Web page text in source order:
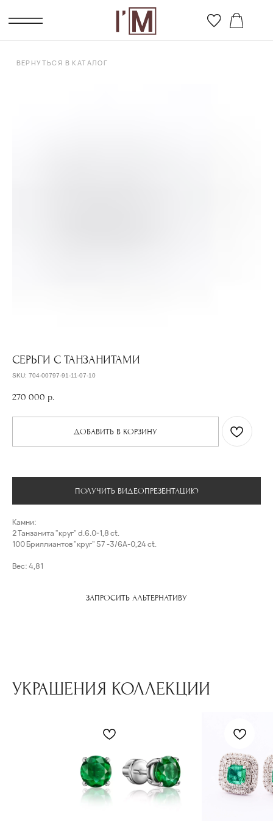
СЕРЬГИ С ТАНЗАНИТАМИ
SKU: 704-00797-91-11-07-10
270 000 р.
ДОБАВИТЬ В КОРЗИНУ
ПОЛУЧИТЬ ВИДЕОПРЕЗЕНТАЦИЮ
Камни:
2 Танзанита "круг" d.6.0-1,8 ct.
100 Бриллиантов "круг" 57 -3/6А-0,24 ct.
Вес: 4,81
ЗАПРОСИТЬ АЛЬТЕРНАТИВУ
УКРАШЕНИЯ КОЛЛЕКЦИИ